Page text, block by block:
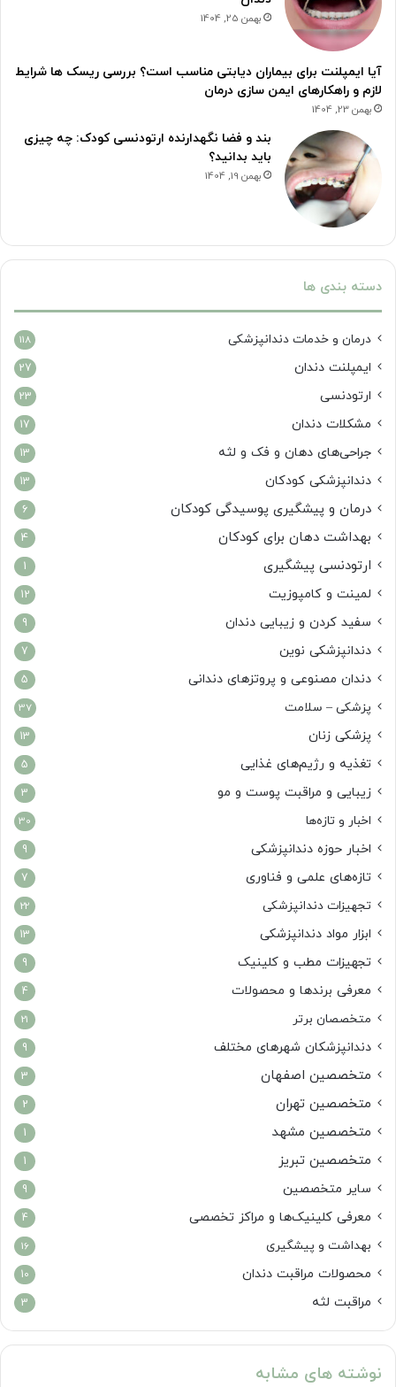
بهمن 25, 1404
آیا ایمپلنت برای بیماران دیابتی مناسب است؟ بررسی ریسک ها شرایط
لازم و راهکارهای ایمن سازی درمان
بهمن 23, 1404
بند و فضا نگهدارنده ارتودنسی کودک: چه چیزی
باید بدانید؟
بهمن 19, 1404
دسته بندی ها
درمان‌ و خدمات دندانپزشکی 118
ایمپلنت دندان 27
ارتودنسی 23
مشکلات دندان 17
جراحی‌های دهان و فک و لثه 13
دندانپزشکی کودکان 13
درمان و پیشگیری پوسیدگی کودکان 6
بهداشت دهان برای کودکان 4
ارتودنسی پیشگیری 1
لمینت و کامپوزیت 12
سفید کردن و زیبایی دندان 9
دندانپزشکی نوین 7
دندان مصنوعی و پروتزهای دندانی 5
پزشکی – سلامت 37
پزشکی زنان 13
تغذیه و رژیم‌های غذایی 5
زیبایی و مراقبت پوست و مو 3
اخبار و تازه‌ها 30
اخبار حوزه دندانپزشکی 9
تازه‌های علمی و فناوری 7
تجهیزات دندانپزشکی 22
ابزار مواد دندانپزشکی 13
تجهیزات مطب و کلینیک 9
معرفی برندها و محصولات 4
متخصصان برتر 21
دندانپزشکان شهرهای مختلف 9
متخصصین اصفهان 3
متخصصین تهران 2
متخصصین مشهد 1
متخصصین تبریز 1
سایر متخصصین 9
معرفی کلینیک‌ها و مراکز تخصصی 4
بهداشت و پیشگیری 16
محصولات مراقبت دندان 10
مراقبت لثه 3
نوشته های مشابه